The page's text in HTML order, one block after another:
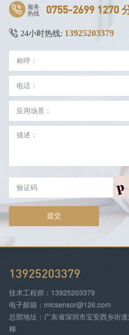
服务
热线 0755-2699 1270
24小时热线: 13925203379
提交
13925203379
技术工程师：13925203379
电子邮箱：micsensor@126.com
总部地址：广东省深圳市宝安西乡街
梯